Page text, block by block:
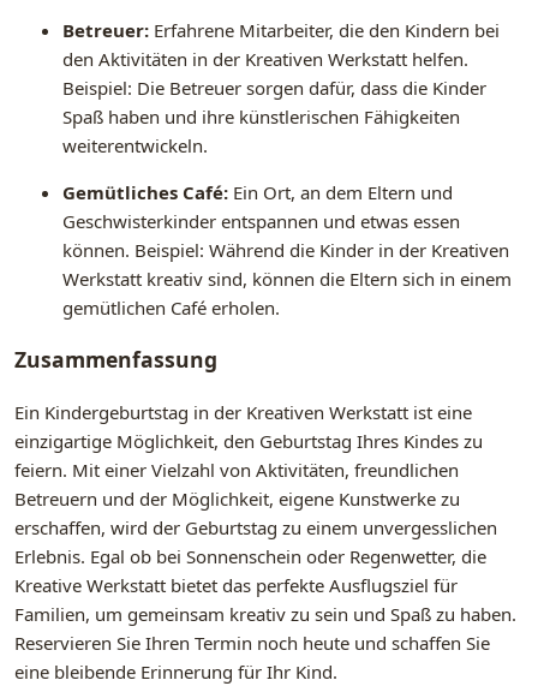
Betreuer: Erfahrene Mitarbeiter, die den Kindern bei
den Aktivitäten in der Kreativen Werkstatt helfen.
Beispiel: Die Betreuer sorgen dafür, dass die Kinder
Spaß haben und ihre künstlerischen Fähigkeiten
weiterentwickeln.
Gemütliches Café: Ein Ort, an dem Eltern und
Geschwisterkinder entspannen und etwas essen
können. Beispiel: Während die Kinder in der Kreativen
Werkstatt kreativ sind, können die Eltern sich in einem
gemütlichen Café erholen.
Zusammenfassung
Ein Kindergeburtstag in der Kreativen Werkstatt ist eine
einzigartige Möglichkeit, den Geburtstag Ihres Kindes zu
feiern. Mit einer Vielzahl von Aktivitäten, freundlichen
Betreuern und der Möglichkeit, eigene Kunstwerke zu
erschaffen, wird der Geburtstag zu einem unvergesslichen
Erlebnis. Egal ob bei Sonnenschein oder Regenwetter, die
Kreative Werkstatt bietet das perfekte Ausflugsziel für
Familien, um gemeinsam kreativ zu sein und Spaß zu haben.
Reservieren Sie Ihren Termin noch heute und schaffen Sie
eine bleibende Erinnerung für Ihr Kind.